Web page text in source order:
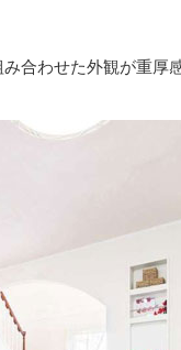
合わせた外観が重厚